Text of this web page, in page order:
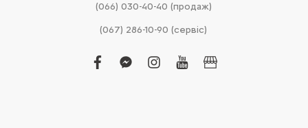
(066) 030-40-40 (продаж)
(067) 286-10-90 (сервіс)
facebook
facebook-
instagram
youtubebusiness